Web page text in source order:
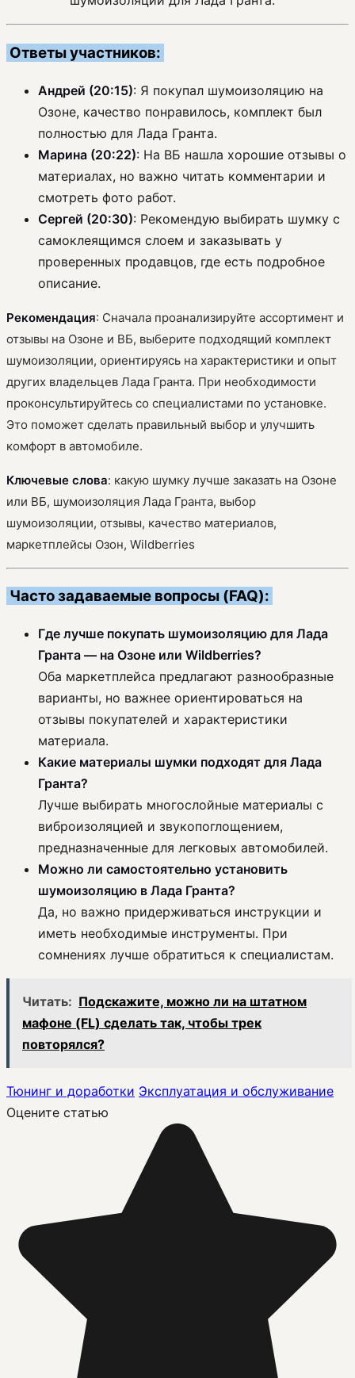
Ответы участников:
Андрей (20:15): Я покупал шумоизоляцию на
Озоне, качество понравилось, комплект был
полностью для Лада Гранта.
Марина (20:22): На ВБ нашла хорошие отзывы о
материалах, но важно читать комментарии и
смотреть фото работ.
Сергей (20:30): Рекомендую выбирать шумку с
самоклеящимся слоем и заказывать у
проверенных продавцов, где есть подробное
описание.
Рекомендация: Сначала проанализируйте ассортимент и
отзывы на Озоне и ВБ, выберите подходящий комплект
шумоизоляции, ориентируясь на характеристики и опыт
других владельцев Лада Гранта. При необходимости
проконсультируйтесь со специалистами по установке.
Это поможет сделать правильный выбор и улучшить
комфорт в автомобиле.
Ключевые слова: какую шумку лучше заказать на Озоне
или ВБ, шумоизоляция Лада Гранта, выбор
шумоизоляции, отзывы, качество материалов,
маркетплейсы Озон, Wildberries
Часто задаваемые вопросы (FAQ):
Где лучше покупать шумоизоляцию для Лада
Гранта — на Озоне или Wildberries?
Оба маркетплейса предлагают разнообразные
варианты, но важнее ориентироваться на
отзывы покупателей и характеристики
материала.
Какие материалы шумки подходят для Лада
Гранта?
Лучше выбирать многослойные материалы с
виброизоляцией и звукопоглощением,
предназначенные для легковых автомобилей.
Можно ли самостоятельно установить
шумоизоляцию в Лада Гранта?
Да, но важно придерживаться инструкции и
иметь необходимые инструменты. При
сомнениях лучше обратиться к специалистам.
Читать: Подскажите, можно ли на штатном
мафоне (FL) сделать так, чтобы трек
повторялся?
Тюнинг и доработки Эксплуатация и обслуживание
Оцените статью